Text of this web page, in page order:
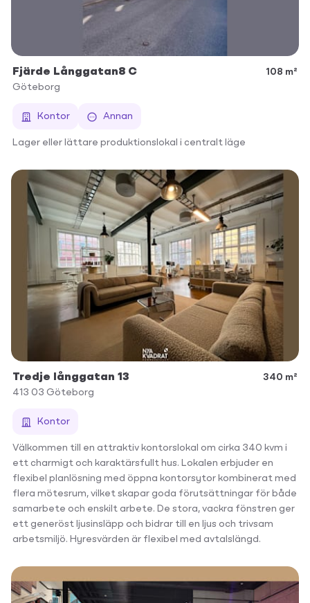
Fjärde Långgatan8 C
108 m²
Göteborg
Kontor Annan
Lager eller lättare produktionslokal i centralt läge
Tredje långgatan 13
340 m²
413 03 Göteborg
Kontor
Välkommen till en attraktiv kontorslokal om cirka 340 kvm i
ett charmigt och karaktärsfullt hus. Lokalen erbjuder en
flexibel planlösning med öppna kontorsytor kombinerat med
flera mötesrum, vilket skapar goda förutsättningar för både
samarbete och enskilt arbete. De stora, vackra fönstren ger
ett generöst ljusinsläpp och bidrar till en ljus och trivsam
arbetsmiljö. Hyresvärden är flexibel med avtalslängd.